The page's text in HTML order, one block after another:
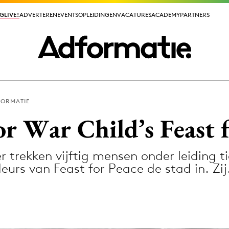
ADVERTERENEVENTSOPLEIDINGENVACATURESACADEMYPARTNERS
ADVERTERENEVENTSOPLEIDINGENVACATURESACADEMYPARTNERS
War Child’s Feast
trekken vijftig mensen onder leiding
van Feast for Peace de stad in.